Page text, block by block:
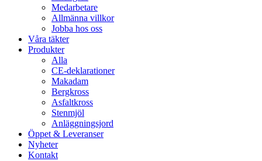
Medarbetare
Allmänna villkor
Jobba hos oss
Våra täkter
Produkter
Alla
CE-deklarationer
Makadam
Bergkross
Asfaltkross
Stenmjöl
Anläggningsjord
Öppet & Leveranser
Nyheter
Kontakt